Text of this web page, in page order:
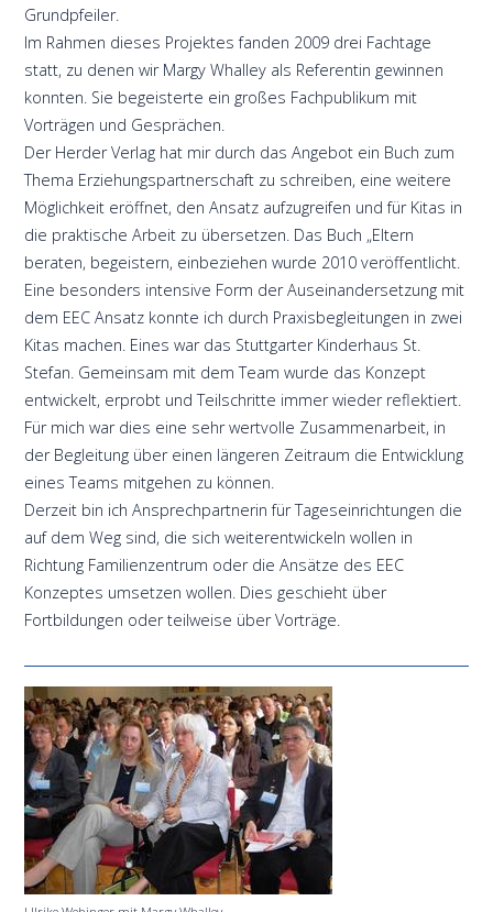
Grundpfeiler.
Im Rahmen dieses Projektes fanden 2009 drei Fachtage
statt, zu denen wir Margy Whalley als Referentin gewinnen
konnten. Sie begeisterte ein großes Fachpublikum mit
Vorträgen und Gesprächen.
Der Herder Verlag hat mir durch das Angebot ein Buch zum
Thema Erziehungspartnerschaft zu schreiben, eine weitere
Möglichkeit eröffnet, den Ansatz aufzugreifen und für Kitas in
die praktische Arbeit zu übersetzen. Das Buch „Eltern
beraten, begeistern, einbeziehen wurde 2010 veröffentlicht.
Eine besonders intensive Form der Auseinandersetzung mit
dem EEC Ansatz konnte ich durch Praxisbegleitungen in zwei
Kitas machen. Eines war das Stuttgarter Kinderhaus St.
Stefan. Gemeinsam mit dem Team wurde das Konzept
entwickelt, erprobt und Teilschritte immer wieder reflektiert.
Für mich war dies eine sehr wertvolle Zusammenarbeit, in
der Begleitung über einen längeren Zeitraum die Entwicklung
eines Teams mitgehen zu können.
Derzeit bin ich Ansprechpartnerin für Tageseinrichtungen die
auf dem Weg sind, die sich weiterentwickeln wollen in
Richtung Familienzentrum oder die Ansätze des EEC
Konzeptes umsetzen wollen. Dies geschieht über
Fortbildungen oder teilweise über Vorträge.